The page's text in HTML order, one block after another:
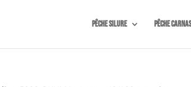
Pêche silure Pêche